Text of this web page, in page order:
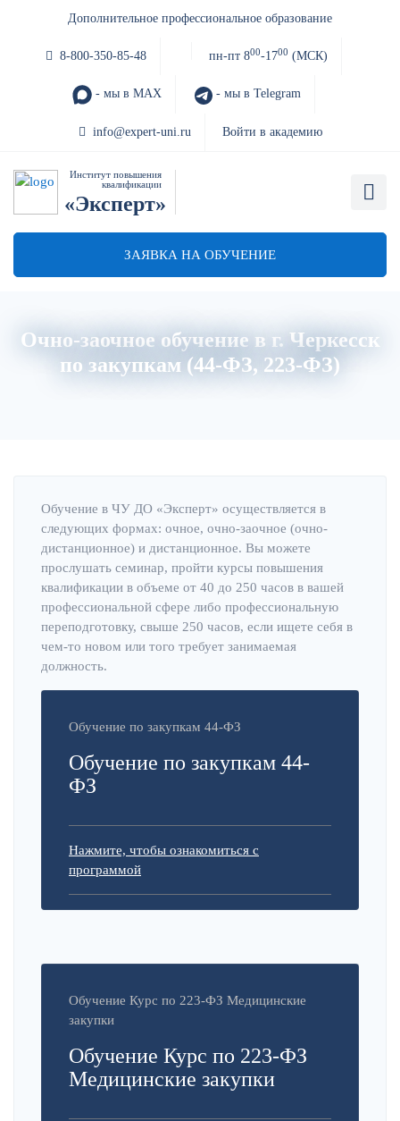
Дополнительное профессиональное образование
8-800-350-85-48 пн-пт 800-1700 (МСК)
- мы в MAX - мы в Telegram
info@expert-uni.ru Войти в академию
Институт повышения
квалификации
«Эксперт»
ЗАЯВКА НА ОБУЧЕНИЕ
Очно-заочное обучение в г. Черкесск
по закупкам (44-ФЗ, 223-ФЗ)
Обучение в ЧУ ДО «Эксперт» осуществляется в
следующих формах: очное, очно-заочное (очно-
дистанционное) и дистанционное. Вы можете
прослушать семинар, пройти курсы повышения
квалификации в объеме от 40 до 250 часов в вашей
профессиональной сфере либо профессиональную
переподготовку, свыше 250 часов, если ищете себя в
чем-то новом или того требует занимаемая
должность.
Обучение по закупкам 44-ФЗ
Обучение по закупкам 44-
ФЗ
Нажмите, чтобы ознакомиться с
программой
Обучение Курс по 223-ФЗ Медицинские
закупки
Обучение Курс по 223-ФЗ
Медицинские закупки